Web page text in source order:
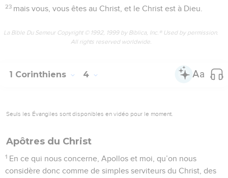
23 mais vous, vous êtes au Christ, et le Christ est à Dieu.
La Bible Du Semeur Copyright © 1992, 1999 by Biblica, Inc.® Used by permission.
All rights reserved worldwide.
1 Corinthiens 4
Seuls les Évangiles sont disponibles en vidéo pour le moment.
Apôtres du Christ
1 En ce qui nous concerne, Apollos et moi, qu’on nous
considère donc comme de simples serviteurs du Christ, des